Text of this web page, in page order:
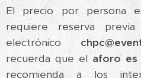
El precio por persona
requiere reserva
electrónico
recuerda que el aforo es
recomienda a los